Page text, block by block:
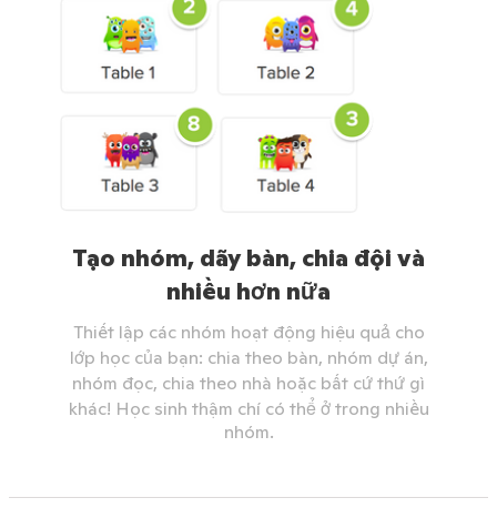
Tạo nhóm, dãy bàn, chia đội và
nhiều hơn nữa
Thiết lập các nhóm hoạt động hiệu quả cho
lớp học của bạn: chia theo bàn, nhóm dự án,
nhóm đọc, chia theo nhà hoặc bất cứ thứ gì
khác! Học sinh thậm chí có thể ở trong nhiều
nhóm.